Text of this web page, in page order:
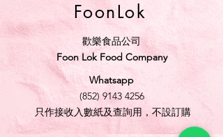
FoonLok
歡樂食品公司
Foon Lok Food Company
Whatsapp
(852) 9143 4256
只作接收入數紙及查詢用，不設訂購